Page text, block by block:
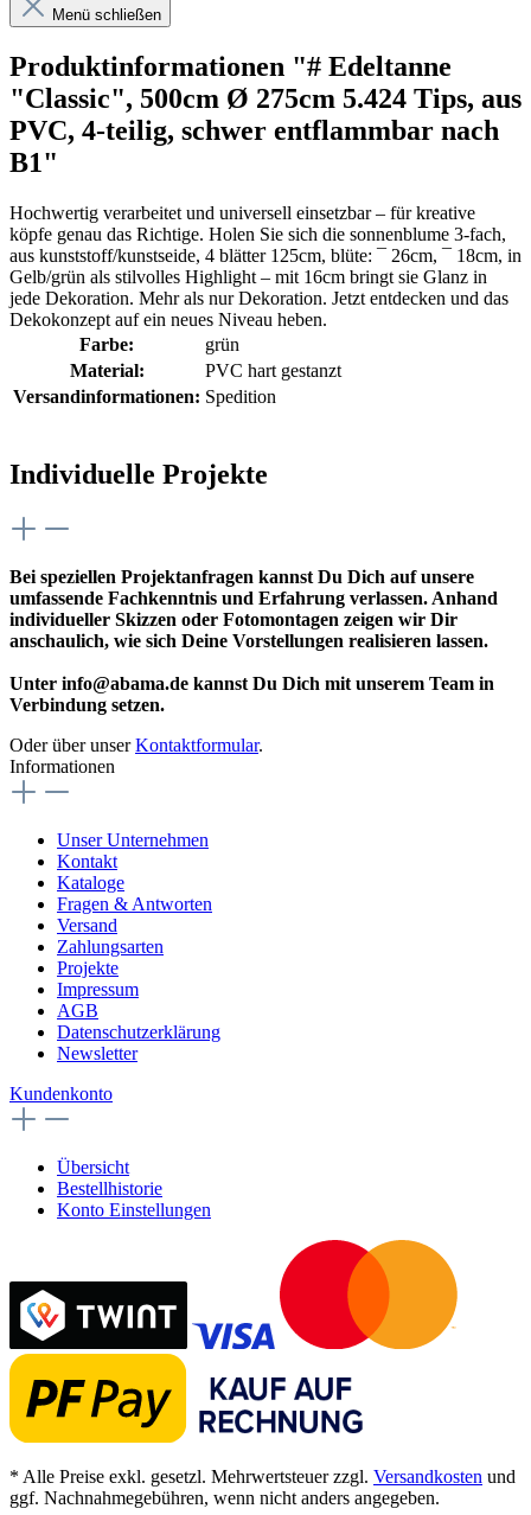
Menü schließen
Produktinformationen "# Edeltanne
"Classic", 500cm Ø 275cm 5.424 Tips, aus
PVC, 4-teilig, schwer entflammbar nach
B1"
Hochwertig verarbeitet und universell einsetzbar – für kreative
köpfe genau das Richtige. Holen Sie sich die sonnenblume 3-fach,
aus kunststoff/kunstseide, 4 blätter 125cm, blüte: ¯ 26cm, ¯ 18cm, in
Gelb/grün als stilvolles Highlight – mit 16cm bringt sie Glanz in
jede Dekoration. Mehr als nur Dekoration. Jetzt entdecken und das
Dekokonzept auf ein neues Niveau heben.
Farbe:
grün
Material:
PVC hart gestanzt
Versandinformationen: Spedition
Individuelle Projekte
Bei speziellen Projektanfragen kannst Du Dich auf unsere
umfassende Fachkenntnis und Erfahrung verlassen. Anhand
individueller Skizzen oder Fotomontagen zeigen wir Dir
anschaulich, wie sich Deine Vorstellungen realisieren lassen.
Unter info@abama.de kannst Du Dich mit unserem Team in
Verbindung setzen.
Oder über unserKontaktformular.
Informationen
Unser Unternehmen
Kontakt
Kataloge
Fragen & Antworten
Versand
Zahlungsarten
Projekte
Impressum
AGB
Datenschutzerklärung
Newsletter
Kundenkonto
Übersicht
Bestellhistorie
Konto Einstellungen
* Alle Preise exkl. gesetzl. Mehrwertsteuer zzgl. Versandkosten und
ggf. Nachnahmegebühren, wenn nicht anders angegeben.